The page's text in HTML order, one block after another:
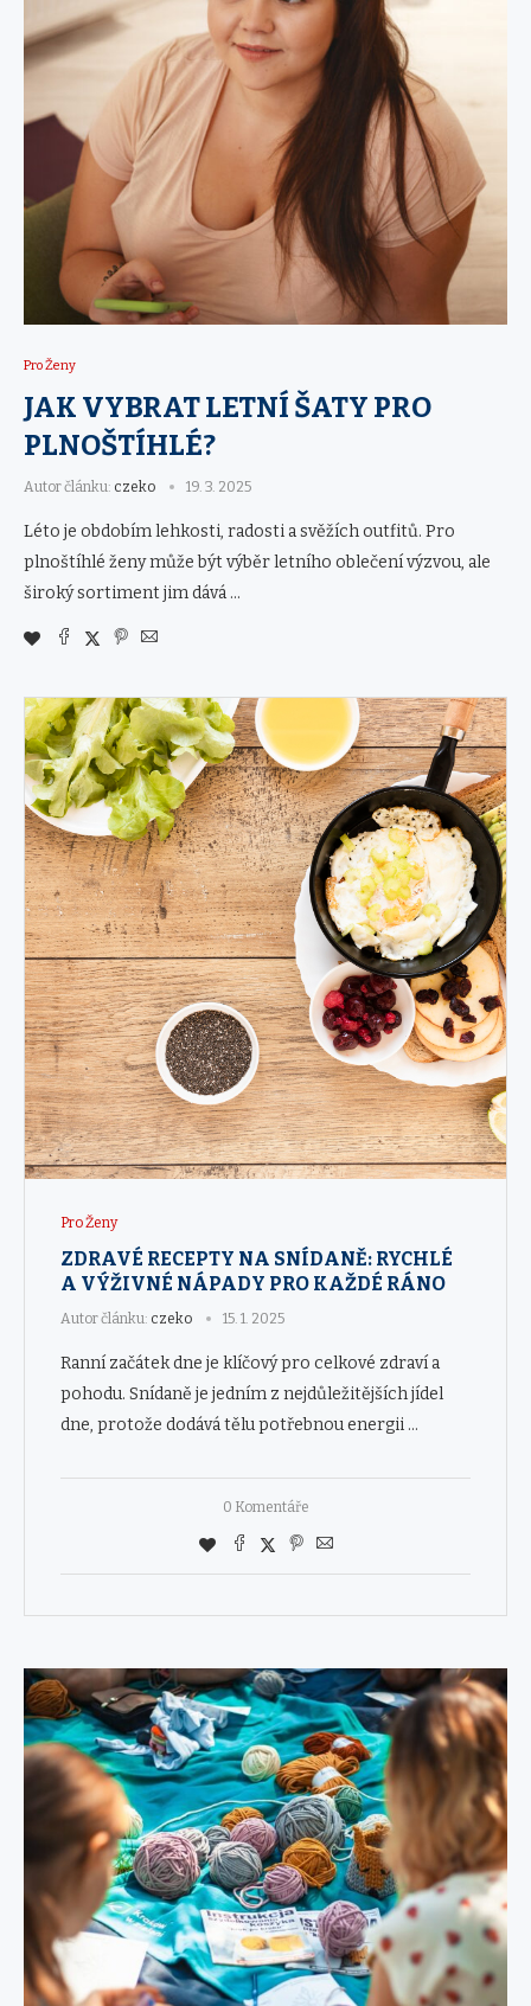
Pro Ženy
JAK VYBRAT LETNÍ ŠATY PRO
PLNOŠTÍHLÉ?
Autor článku: czeko 19. 3. 2025
Léto je obdobím lehkosti, radosti a svěžích outfitů. Pro
plnoštíhlé ženy může být výběr letního oblečení výzvou, ale
široký sortiment jim dává …
Pro Ženy
ZDRAVÉ RECEPTY NA SNÍDANĚ: RYCHLÉ
A VÝŽIVNÉ NÁPADY PRO KAŽDÉ RÁNO
Autor článku: czeko 15. 1. 2025
Ranní začátek dne je klíčový pro celkové zdraví a
pohodu. Snídaně je jedním z nejdůležitějších jídel
dne, protože dodává tělu potřebnou energii …
0 Komentáře